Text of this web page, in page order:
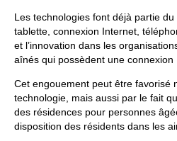
Les technologies font déjà partie
tablette, connexion Internet,
et l’innovation dans les
aînés qui possèdent une connexion
Cet engouement peut être favorisé
technologie, mais aussi par le fait
des résidences pour personnes
disposition des résidents dans les